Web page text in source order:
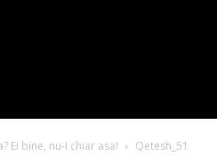
Ei bine, nu-I chiar asa! Qetesh_51